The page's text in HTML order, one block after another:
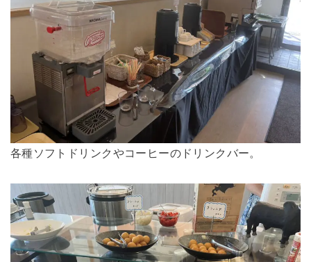
各種ソフトドリンクやコーヒーのドリンクバー。